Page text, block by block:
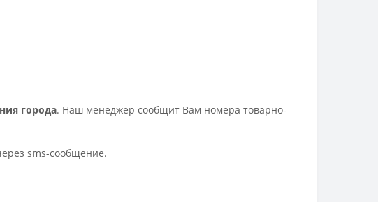
города. Наш менеджер сообщит Вам номера товарно-
sms-сообщение.